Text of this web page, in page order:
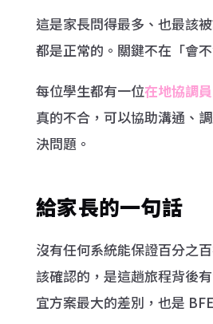
這是家長問得最多、也最該
都是正常的。關鍵不在「會
每位學生都有一位在地協調員
真的不合，可以協助溝通、
決問題。
給家長的一句話
沒有任何系統能保證百分之
該確認的，是這趟旅程背後
宜方案最大的差別，也是